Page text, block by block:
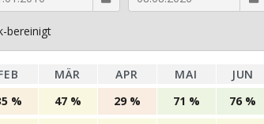
bereinigt
MÄR APR MAI JUN
% 47 % 29 % 71 % 76 %